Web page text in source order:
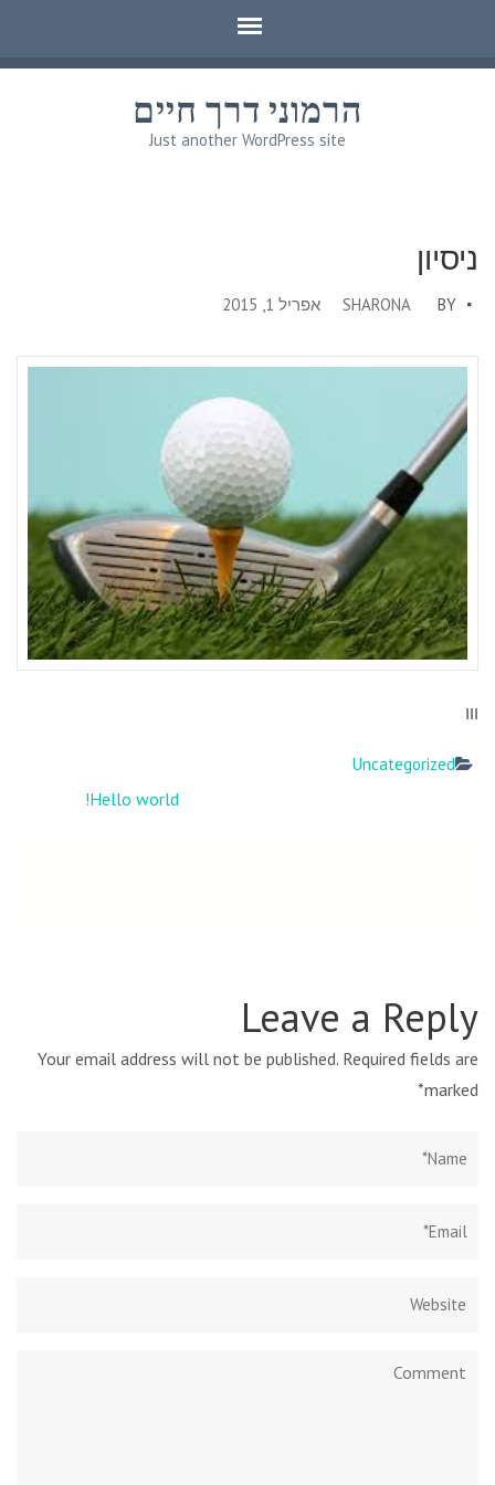
הרמוני דרך חיים
Just another WordPress site
ניסיון
BY
SHARONA אפריל 1, 2015
ווו
Uncategorized
Hello world!
Leave a Reply
Your email address will not be published. Required fields are
marked
*